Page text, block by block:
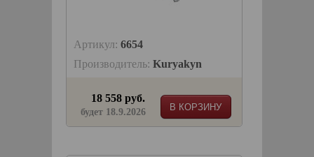
Артикул: 6654
Производитель: Kuryakyn
В КОРЗИНУ
18 558 руб.
будет 18.9.2026